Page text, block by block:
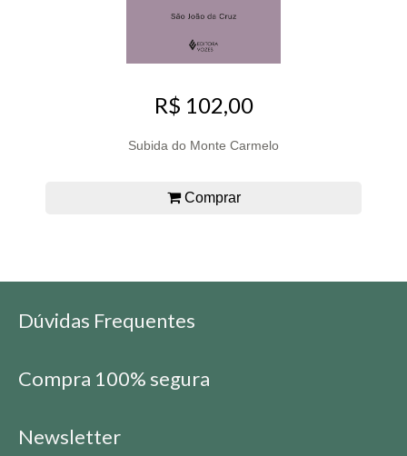
R$ 102,00
Subida do Monte Carmelo
Comprar
Dúvidas Frequentes
Compra 100% segura
Newsletter